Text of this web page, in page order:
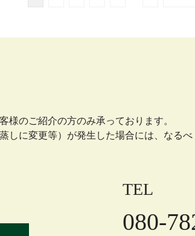
のご紹介の方のみ承っております。
に変更等）が発生した場合には、なるべ
TEL
080-